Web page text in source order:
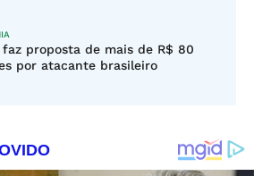
faz proposta de mais de R$ 80
por atacante brasileiro